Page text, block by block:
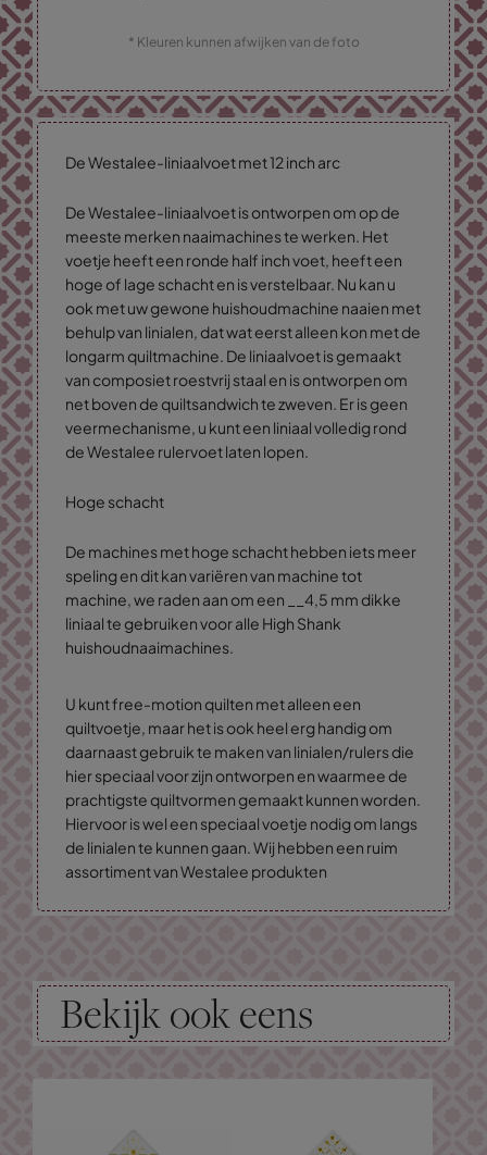
* Kleuren kunnen afwijken van de foto
De Westalee-liniaalvoet met 12 inch arc
De Westalee-liniaalvoet is ontworpen om op de
meeste merken naaimachines te werken. Het
voetje heeft een ronde half inch voet, heeft een
hoge of lage schacht en is verstelbaar. Nu kan u
ook met uw gewone huishoudmachine naaien met
behulp van linialen, dat wat eerst alleen kon met de
longarm quiltmachine. De liniaalvoet is gemaakt
van composiet roestvrij staal en is ontworpen om
net boven de quiltsandwich te zweven. Er is geen
veermechanisme, u kunt een liniaal volledig rond
de Westalee rulervoet laten lopen.
Hoge schacht
De machines met hoge schacht hebben iets meer
speling en dit kan variëren van machine tot
machine, we raden aan om een __4,5 mm dikke
liniaal te gebruiken voor alle High Shank
huishoudnaaimachines.
U kunt free-motion quilten met alleen een
quiltvoetje, maar het is ook heel erg handig om
daarnaast gebruik te maken van linialen/rulers die
hier speciaal voor zijn ontworpen en waarmee de
prachtigste quiltvormen gemaakt kunnen worden.
Hiervoor is wel een speciaal voetje nodig om langs
de linialen te kunnen gaan. Wij hebben een ruim
assortiment van Westalee produkten
Bekijk ook eens